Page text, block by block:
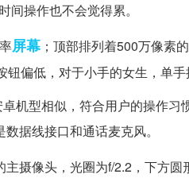
操作也不会觉得累。
屏幕；顶部排列着500万像素
偏低，对于小手的女生，单手
机型相似，符合用户的操作
据线接口和通话麦克风。
摄像头，光圈为f/2.2，下方圆